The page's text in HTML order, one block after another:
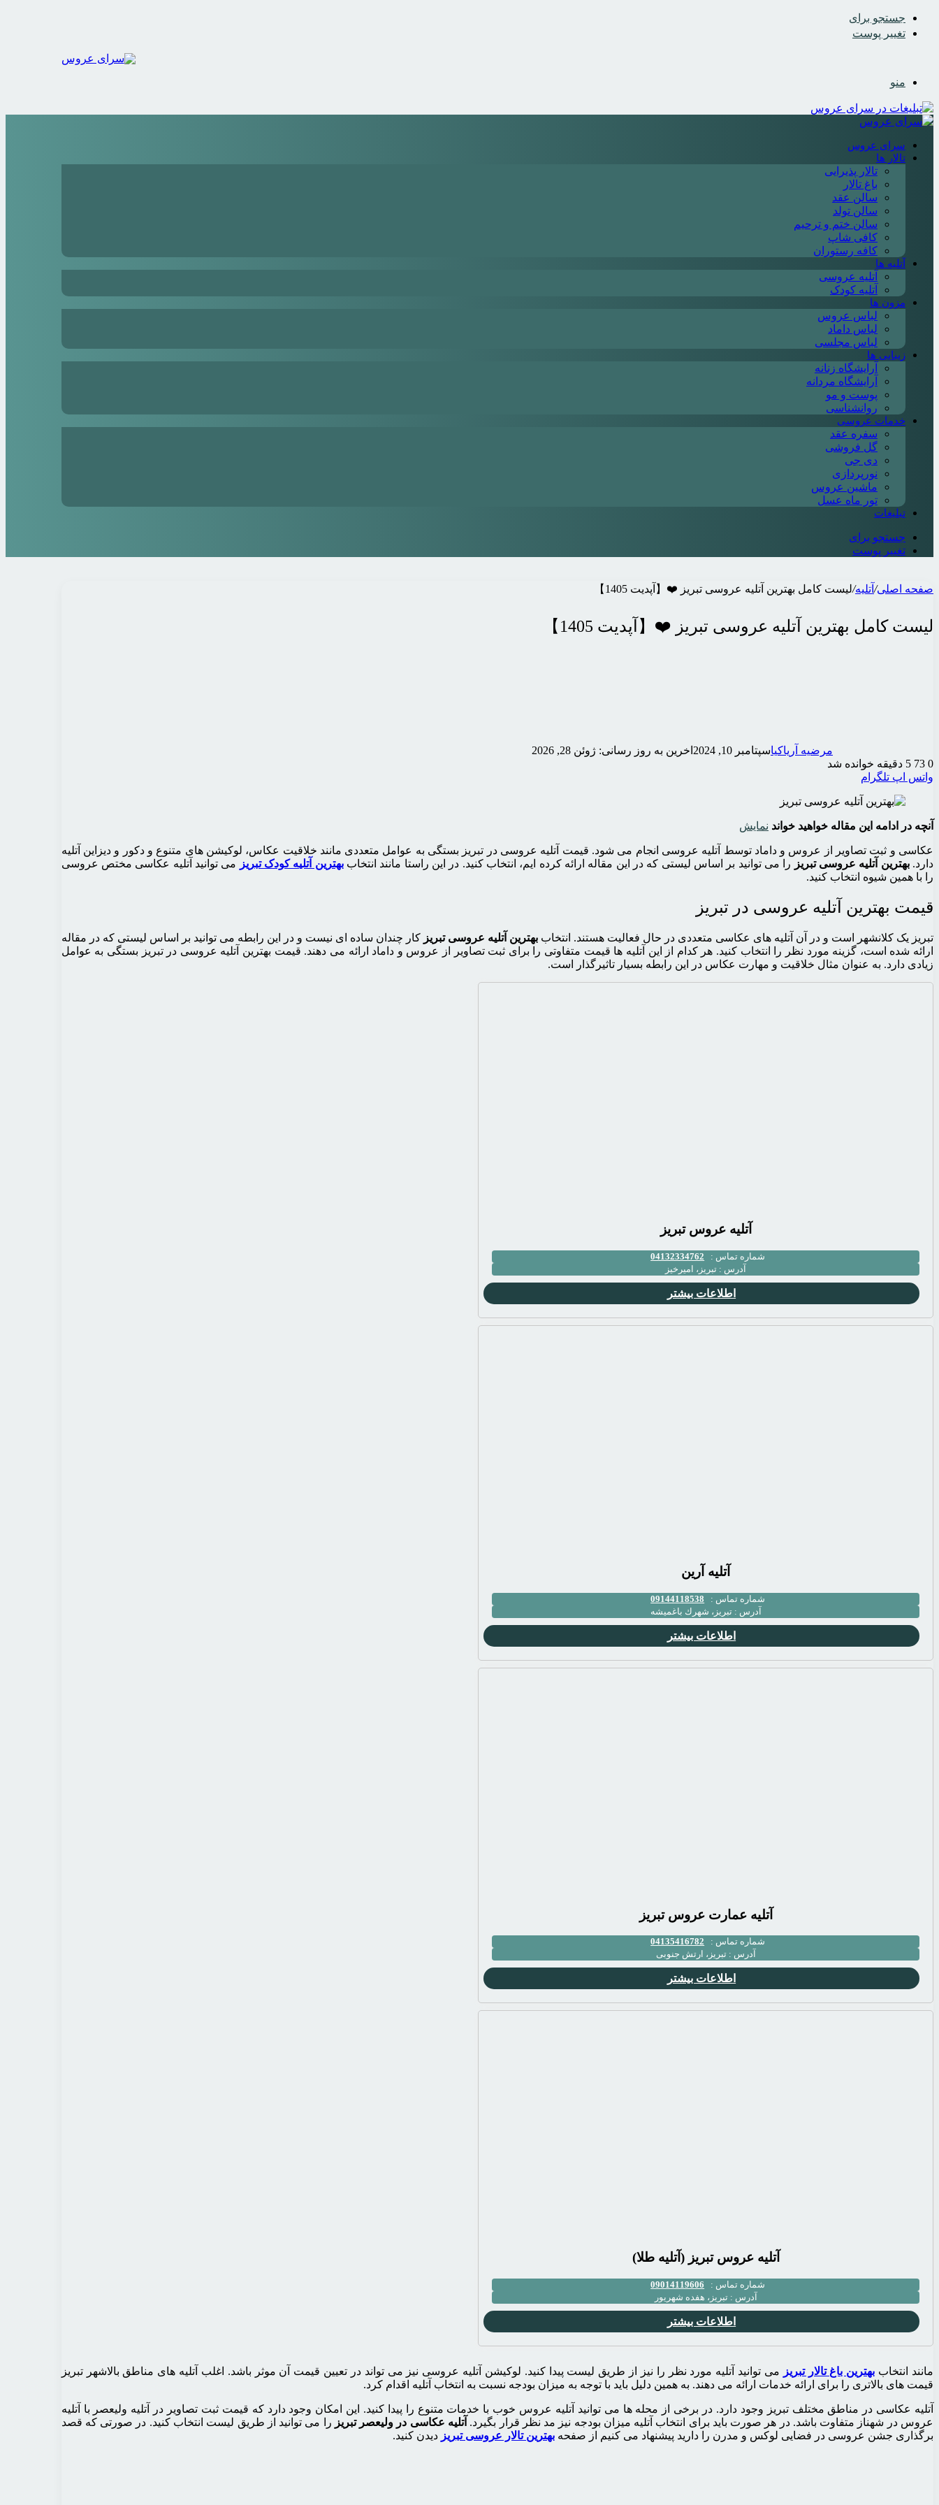
جستجو برای
تغییر پوست
منو
سرای عروس
تالار ها
تالار پذیرایی
باغ تالار
سالن عقد
سالن تولد
سالن ختم و ترحیم
کافی شاپ
کافه رستوران
آتلیه ها
آتلیه عروسی
آتلیه کودک
مزون ها
لباس عروس
لباس داماد
لباس مجلسی
زیبایی ها
آرایشگاه زنانه
آرایشگاه مردانه
پوست و مو
روانشناسی
خدمات عروسی
سفره عقد
گل فروشی
دی جی
نورپردازی
ماشین عروس
تور ماه عسل
تبلیغات
جستجو برای
تغییر پوست
صفحه اصلی/آتلیه/لیست کامل بهترین آتلیه عروسی تبریز ❤️【آپدیت 1405】
لیست کامل بهترین آتلیه عروسی تبریز ❤️【آپدیت 1405】
مرضیه آریاکیاسپتامبر 10, 2024
اخرین به روز رسانی: ژوئن 28, 2026
0
5 دقیقه خوانده شد
واتس اپ تلگرام
آنچه در ادامه این مقاله خواهید خواند نمایش
عکاسی و ثبت تصاویر از عروس و داماد توسط آتلیه عروسی انجام می شود. قیمت آتلیه عروسی در تبریز بستگی به عوامل متعددی مانند خلاقیت عکاس، لوکیشن های متنوع و دکور و دیزاین آتلیه
دارد.بهترین آتلیه عروسی تبریز را می توانید بر اساس لیستی که در این مقاله ارائه کرده ایم، انتخاب کنید. در این راستا مانند انتخاببهترین آتلیه کودک تبریز می توانید آتلیه عکاسی مختص عروسی
را با همین شیوه انتخاب کنید.
قیمت بهترین آتلیه عروسی در تبریز
تبریز یک کلانشهر است و در آن آتلیه های عکاسی متعددی در حال فعالیت هستند. انتخاببهترین آتلیه عروسی تبریز کار چندان ساده ای نیست و در این رابطه می توانید بر اساس لیستی که در مقاله
ارائه شده است، گزینه مورد نظر را انتخاب کنید. هر کدام از این آتلیه ها قیمت متفاوتی را برای ثبت تصاویر از عروس و داماد ارائه می دهند. قیمت بهترین آتلیه عروسی در تبریز بستگی به عوامل
زیادی دارد. به عنوان مثال خلاقیت و مهارت عکاس در این رابطه بسیار تاثیرگذار است.
آتلیه عروس تبریز
شماره تماس :
04132334762
آدرس : تبریز، امیرخیز
اطلاعات بیشتر
آتلیه آرین
شماره تماس :
09144118538
آدرس : تبریز، شهرك باغميشه
اطلاعات بیشتر
آتلیه عمارت عروس تبریز
شماره تماس :
04135416782
آدرس : تبریز، ارتش جنوبی
اطلاعات بیشتر
آتلیه عروس تبریز (آتلیه طلا)
شماره تماس :
09014119606
آدرس : تبریز، هفده شهريور
اطلاعات بیشتر
مانند انتخاب بهترین باغ تالار تبریز می توانید آتلیه مورد نظر را نیز از طریق لیست پیدا کنید. لوکیشن آتلیه عروسی نیز می تواند در تعیین قیمت آن موثر باشد. اغلب آتلیه های مناطق بالاشهر تبریز
قیمت های بالاتری را برای ارائه خدمات ارائه می دهند. به همین دلیل باید با توجه به میزان بودجه نسبت به انتخاب آتلیه اقدام کرد.
آتلیه عکاسی در مناطق مختلف تبریز وجود دارد. در برخی از محله ها می توانید آتلیه عروس خوب با خدمات متنوع را پیدا کنید. این امکان وجود دارد که قیمت ثبت تصاویر در آتلیه ولیعصر با آتلیه
عروس در شهناز متفاوت باشد. در هر صورت باید برای انتخاب آتلیه میزان بودجه نیز مد نظر قرار بگیرد. آتلیه عکاسی در ولیعصر تبریز را می توانید از طریق لیست انتخاب کنید. در صورتی که قصد
برگذاری جشن عروسی در فضایی لوکس و مدرن را دارید پیشنهاد می کنیم از صفحه بهترین تالار عروسی تبریز دیدن کنید.